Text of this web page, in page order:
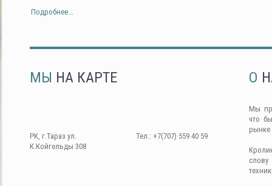
Подробнее...
МЫ НА КАРТЕ
РК, г.Тараз ул.
К.Койгельды 308
Тел.: +7(707) 559 40 59
О
Мы
что
рынке